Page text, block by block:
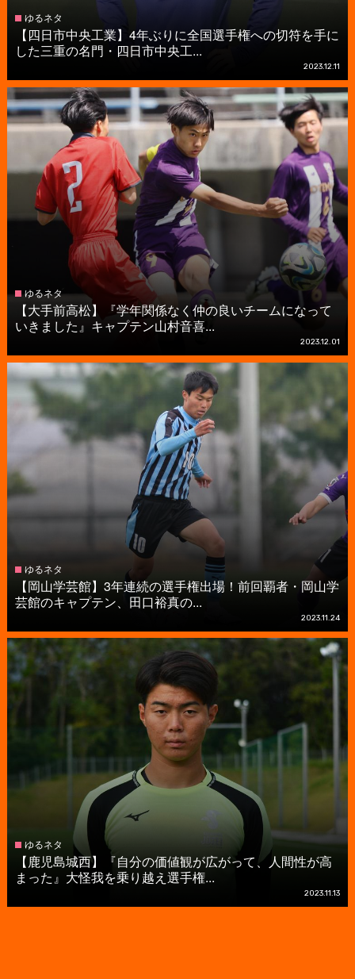
ゆるネタ
【四日市中央工業】4年ぶりに全国選手権への切符を手に
した三重の名門・四日市中央工...
2023.12.11
ゆるネタ
【大手前高松】『学年関係なく仲の良いチームになって
いきました』キャプテン山村音喜...
2023.12.01
ゆるネタ
【岡山学芸館】3年連続の選手権出場！前回覇者・岡山学
芸館のキャプテン、田口裕真の...
2023.11.24
ゆるネタ
【鹿児島城西】『自分の価値観が広がって、人間性が高
まった』大怪我を乗り越え選手権...
2023.11.13